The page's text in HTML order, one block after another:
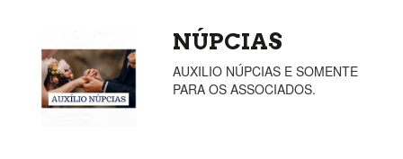
NÚPCIAS
AUXILIO NÚPCIAS E SOMENTE
PARA OS ASSOCIADOS.